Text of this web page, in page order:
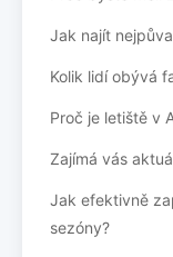
Jak najít
Kolik lidí obývá
Proč je letiště v
Zajímá vás
Jak efektivně
sezóny?